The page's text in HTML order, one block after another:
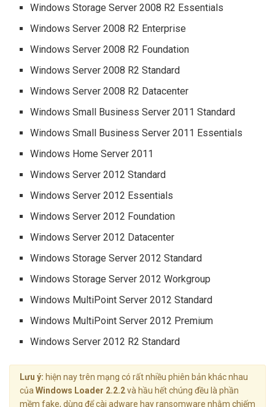
Windows Storage Server 2008 R2 Essentials
Windows Server 2008 R2 Enterprise
Windows Server 2008 R2 Foundation
Windows Server 2008 R2 Standard
Windows Server 2008 R2 Datacenter
Windows Small Business Server 2011 Standard
Windows Small Business Server 2011 Essentials
Windows Home Server 2011
Windows Server 2012 Standard
Windows Server 2012 Essentials
Windows Server 2012 Foundation
Windows Server 2012 Datacenter
Windows Storage Server 2012 Standard
Windows Storage Server 2012 Workgroup
Windows MultiPoint Server 2012 Standard
Windows MultiPoint Server 2012 Premium
Windows Server 2012 R2 Standard
Lưu ý: hiện nay trên mạng có rất nhiều phiên bản khác nhau
của Windows Loader 2.2.2và hầu hết chúng đều là phần
mềm fake, dùng để cài adware hay ransomware nhằm chiếm